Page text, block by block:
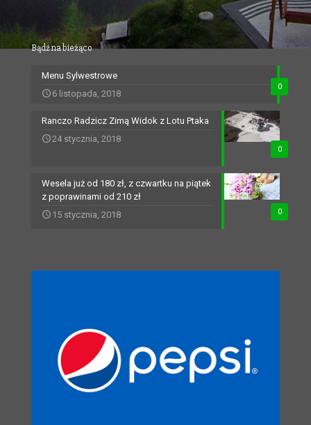
Bądź na bieżąco
0
Menu Sylwestrowe
6 listopada, 2018
0
Ranczo Radzicz Zimą Widok z Lotu Ptaka
24 stycznia, 2018
0
Wesela już od 180 zł, z czwartku na piątek
z poprawinami od 210 zł
15 stycznia, 2018